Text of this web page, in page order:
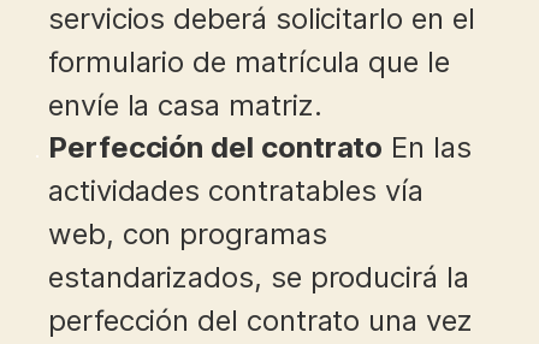
servicios deberá solicitarlo en el
formulario de matrícula que le
envíe la casa matriz.
Perfección del contrato En las
actividades contratables vía
web, con programas
estandarizados, se producirá la
perfección del contrato una vez